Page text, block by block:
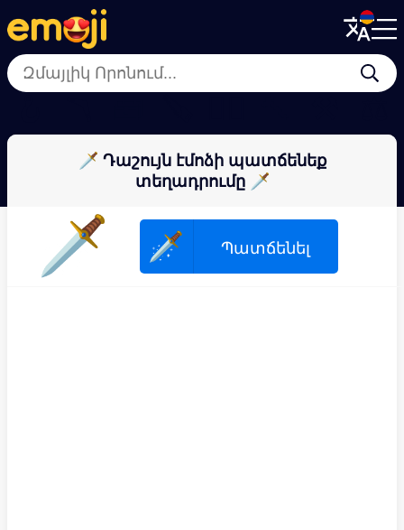
Menu
Close
Menu
Close
🗡 Դաշույն էմոձի պատճենեք
տեղադրումը 🗡
🗡 🗡 Պատճենել